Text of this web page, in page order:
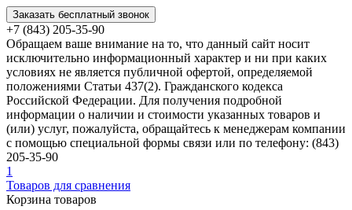
Заказать бесплатный звонок
+7 (843) 205-35-90
Обращаем ваше внимание на то, что данный сайт носит
исключительно информационный характер и ни при каких
условиях не является публичной офертой, определяемой
положениями Статьи 437(2). Гражданского кодекса
Российской Федерации. Для получения подробной
информации о наличии и стоимости указанных товаров и
(или) услуг, пожалуйста, обращайтесь к менеджерам компании
с помощью специальной формы связи или по телефону: (843)
205-35-90
1
Товаров для сравнения
Корзина товаров